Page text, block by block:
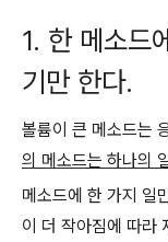
1. 한 메소드
기만 한다.
볼륨이 큰 메소드는
의 메소드는 하나의
메소드에 한 가지 일
이 더 작아짐에 따라